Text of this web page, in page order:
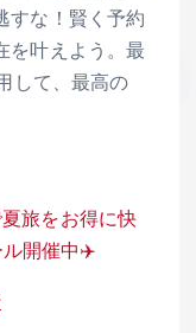
すな！賢く予約
を叶えよう。最
して、最高の